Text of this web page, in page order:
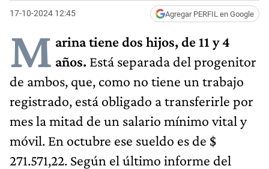
17-10-2024 12:45 Agregar PERFIL en Google
M arina tiene dos hijos, de 11 y 4
años. Está separada del progenitor
de ambos, que, como no tiene un trabajo
registrado, está obligado a transferirle por
mes la mitad de un salario mínimo vital y
móvil. En octubre ese sueldo es de $
271.571,22. Según el último informe del